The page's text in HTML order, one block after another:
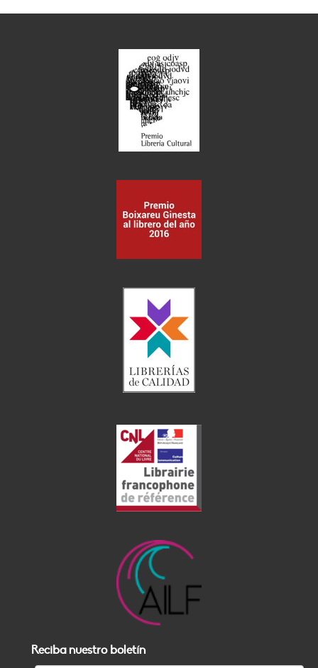
Reciba nuestro boletín